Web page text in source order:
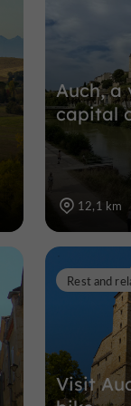
Auch, a
capital
12,1 km
Visit
Rest and